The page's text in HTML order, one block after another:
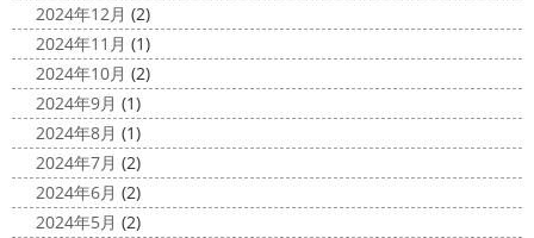
みなさんこんにちは(^O^)
が、みなさんはいかがお過ごしですか？
笑 先日、池袋の
サンシャイン水族館に行きました
外国人の方が多く、
館内はとても賑わっていました
ここの大きな水槽にはサ
...
2020/11/19
海に行きたい…！！！＊湘南の外壁
塗装専門店＊
最近は暖かくて過ごしやすいお天気です
ね
弊社ライダーの脇祐史君はバリ島に行きました!! 私も
行きたいーーーーー!!! 写真が送られてきたら、またアップ
していきますね
ット
2024年12月 (2)
2024年11月 (1)
2024年10月 (2)
2024年9月 (1)
2024年8月 (1)
2024年7月 (2)
2024年6月 (2)
2024年5月 (2)